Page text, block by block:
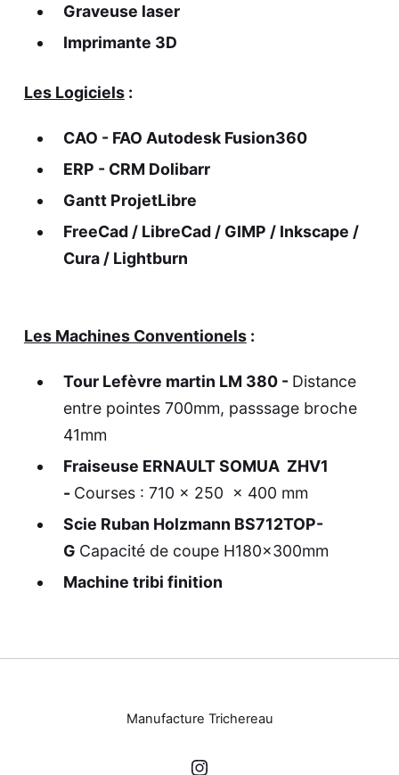
Graveuse laser
Imprimante 3D
Les Logiciels:
CAO - FAO Autodesk Fusion360
ERP - CRM Dolibarr
Gantt ProjetLibre
FreeCad / LibreCad / GIMP / Inkscape /
Cura / Lightburn
Les Machines Conventionels:
Tour Lefèvre martin LM 380 - Distance
entre pointes 700mm, passsage broche
41mm
Fraiseuse ERNAULT SOMUA ZHV1
- Courses : 710 x 250 x 400 mm
Scie Ruban Holzmann BS712TOP-
G Capacité de coupe H180×300mm
Machine tribi finition
Manufacture Trichereau